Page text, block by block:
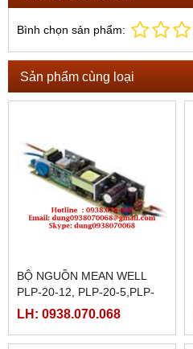
Bình chọn sản phẩm:
Sản phẩm cùng loại
BỘ NGUỒN MEAN WELL
PLP-20-12, PLP-20-5,PLP-
20-18,PLP-20-24,PLP-20-
LH: 0938.070.068